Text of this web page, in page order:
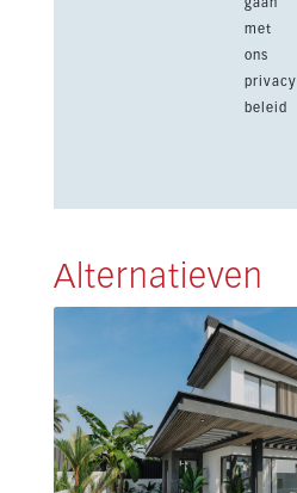
met
ons
privacy
beleid
Alternatieven